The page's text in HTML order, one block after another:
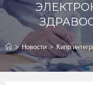
> Новости > Кипр